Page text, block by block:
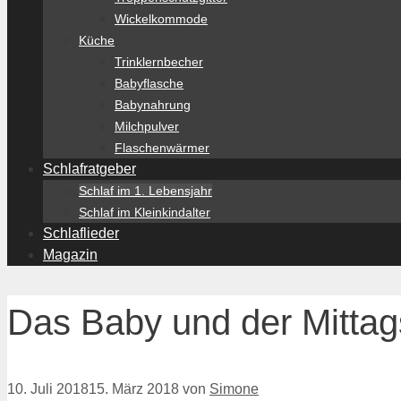
Wickelkommode
Küche
Trinklernbecher
Babyflasche
Babynahrung
Milchpulver
Flaschenwärmer
Schlafratgeber
Schlaf im 1. Lebensjahr
Schlaf im Kleinkindalter
Schlaflieder
Magazin
Das Baby und der
10. Juli 201815. März 2018 von Simone